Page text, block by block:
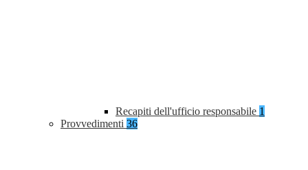
Recapiti dell'ufficio responsabile 1
Provvedimenti 36